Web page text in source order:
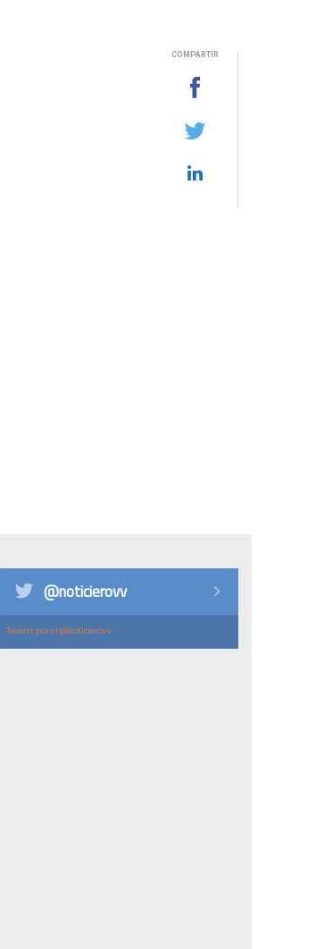
COMPARTIR
@noticierovv
Tweets por el @noticierovv.